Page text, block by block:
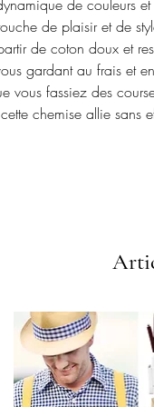
de couleurs
de plaisir et de
de coton doux et
gardant au frais et
vous fassiez des
chemise allie sans